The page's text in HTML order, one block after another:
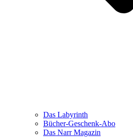
Das Labyrinth
Bücher-Geschenk-Abo
Das Narr Magazin